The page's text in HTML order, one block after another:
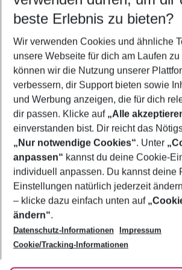
5-8 Nächte
2 Erwachsene Keine Kinder
Mehr Filter anzeigen
Footer
Footer navigation
Über uns
AGB
Bestpreisgarantie
Cookie-Einstellungen ändern
Cookie-Richtlinie
Agenturbetreuung
Barrierefreies Reisen
Folge uns
beste Erlebnis zu bieten?
Wir verwenden Cookies und ähnliche
unsere Webseite für dich am Laufen
können wir die Nutzung unserer
verbessern, dir Support bieten sowie
und Werbung anzeigen, die für dich
dir passen. Klicke auf „Alle
einverstanden bist. Dir reicht das
„Nur notwendige Cookies“. Unter
anpassen“ kannst du deine Cookie-
individuell anpassen. Du kannst deine
Einstellungen natürlich jederzeit
– klicke dazu einfach unten auf
ändern“.
Datenschutz-Informationen
Impressum
Cookie/Tracking-Informationen